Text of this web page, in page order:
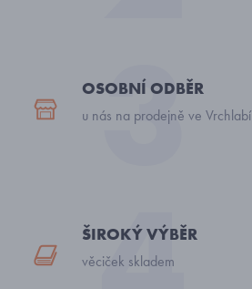
OSOBNÍ ODBĚR
u nás na prodejně ve Vrchlabí
ŠIROKÝ VÝBĚR
věciček skladem